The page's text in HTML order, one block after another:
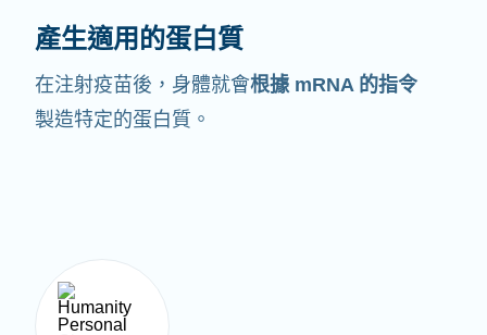
產生適用的蛋白質
在注射疫苗後，身體就會根據 mRNA 的指令
製造特定的蛋白質。